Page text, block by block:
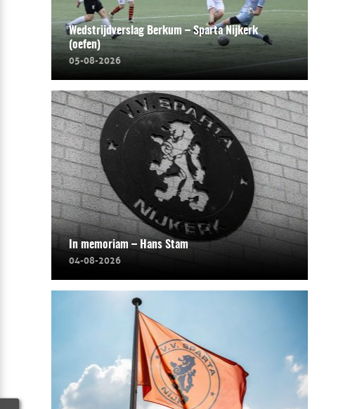
Wedstrijdverslag Berkum – Sparta Nijkerk
(oefen)
05-08-2026
In memoriam – Hans Stam
04-08-2026